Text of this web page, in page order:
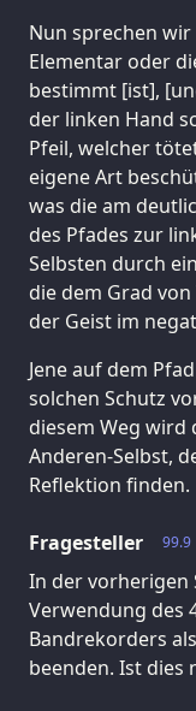
Nun sprechen
Elementar oder
bestimmt [ist],
der linken Hand
Pfeil, welcher
eigene Art
was die am
des Pfades zur
Selbsten durch
die dem Grad
der Geist im
Jene auf dem
solchen Schutz
diesem Weg wird
Anderen-Selbst,
Reflektion finden.
99.9
Fragesteller
In der vorherigen
Verwendung des
Bandrekorders
beenden. Ist dies